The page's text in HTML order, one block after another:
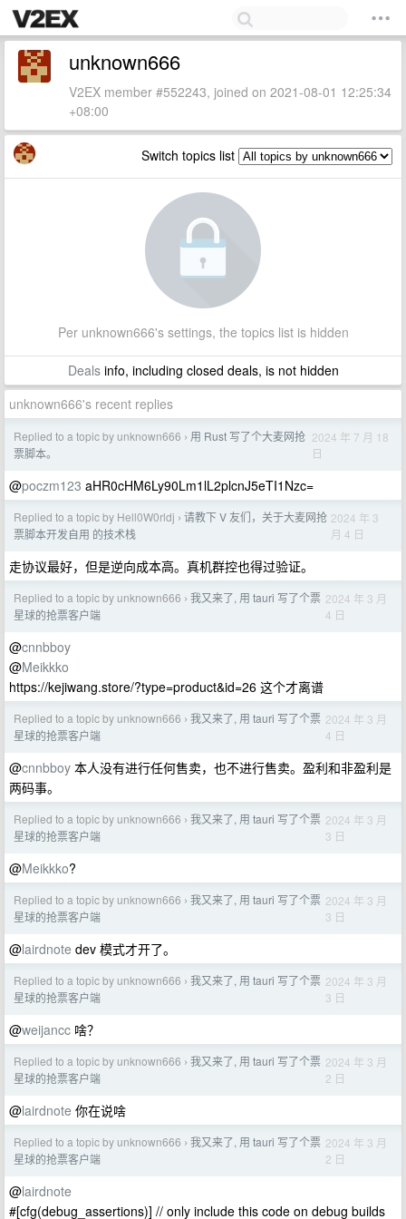
unknown666
V2EX member #552243, joined on 2021-08-01 12:25:34
+08:00
Switch topics list
Per unknown666's settings, the topics list is hidden
Dealsinfo, including closed deals, is not hidden
unknown666's recent replies
Replied to a topic by unknown666 › 用 Rust 写了个大麦网抢
票脚本。
2024 年 7 月 18
日
@poczm123 aHR0cHM6Ly90Lm1lL2plcnJ5eTI1Nzc=
Replied to a topic by Hell0W0rldj › 请教下 V 友们，关于大麦网抢
票脚本开发自用 的技术栈
2024 年 3
月 4 日
走协议最好，但是逆向成本高。真机群控也得过验证。
Replied to a topic by unknown666 › 我又来了, 用 tauri 写了个票
星球的抢票客户端
2024 年 3 月
4 日
@cnnbboy
@Meikkko
https://kejiwang.store/?type=product&id=26 这个才离谱
Replied to a topic by unknown666 › 我又来了, 用 tauri 写了个票
星球的抢票客户端
2024 年 3 月
4 日
@cnnbboy 本人没有进行任何售卖，也不进行售卖。盈利和非盈利是
两码事。
Replied to a topic by unknown666 › 我又来了, 用 tauri 写了个票
星球的抢票客户端
2024 年 3 月
3 日
@Meikkko?
Replied to a topic by unknown666 › 我又来了, 用 tauri 写了个票
星球的抢票客户端
2024 年 3 月
3 日
@lairdnote dev 模式才开了。
Replied to a topic by unknown666 › 我又来了, 用 tauri 写了个票
星球的抢票客户端
2024 年 3 月
3 日
@weijancc 啥？
Replied to a topic by unknown666 › 我又来了, 用 tauri 写了个票
星球的抢票客户端
2024 年 3 月
2 日
@lairdnote 你在说啥
Replied to a topic by unknown666 › 我又来了, 用 tauri 写了个票
星球的抢票客户端
2024 年 3 月
2 日
@lairdnote
#[cfg(debug_assertions)] // only include this code on debug builds